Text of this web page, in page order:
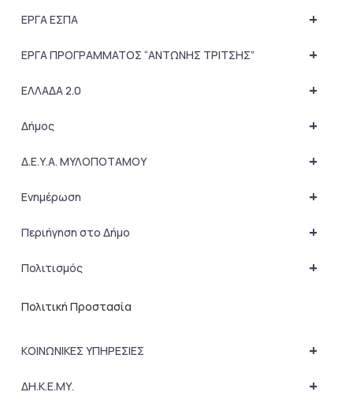
+
ΕΡΓΑ ΕΣΠΑ
+
ΕΡΓΑ ΠΡΟΓΡΑΜΜΑΤΟΣ “ΑΝΤΩΝΗΣ ΤΡΙΤΣΗΣ”
+
ΕΛΛΑΔΑ 2.0
+
Δήμος
+
Δ.Ε.Υ.Α. ΜΥΛΟΠΟΤΑΜΟΥ
+
Ενημέρωση
+
Περιήγηση στο Δήμο
+
Πολιτισμός
Πολιτική Προστασία
+
ΚΟΙΝΩΝΙΚΕΣ ΥΠΗΡΕΣΙΕΣ
+
ΔΗ.Κ.Ε.ΜΥ.